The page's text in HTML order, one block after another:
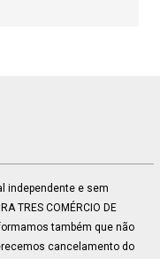
independente e sem
TRES COMÉRCIO DE
também que não
cancelamento do